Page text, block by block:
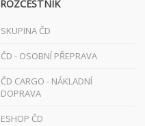
ROZCESTNÍK
SKUPINA ČD
ČD - OSOBNÍ PŘEPRAVA
ČD CARGO - NÁKLADNÍ
DOPRAVA
ESHOP ČD